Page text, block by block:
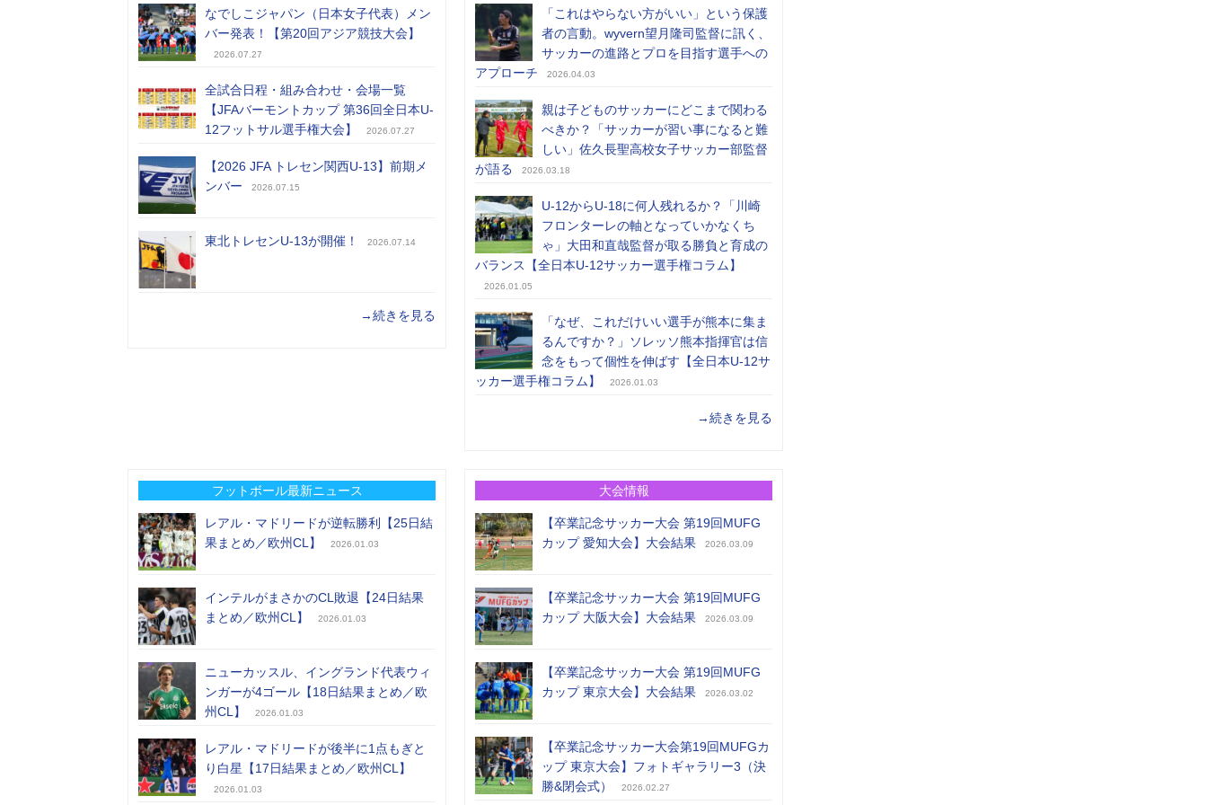
なでしこジャパン（日本女子代表）メン
バー発表！【第20回アジア競技大会】
2026.07.27
全試合日程・組み合わせ・会場一覧
【JFAバーモントカップ 第36回全日本U-
12フットサル選手権大会】
2026.07.27
【2026 JFA トレセン関西U-13】前期メ
ンバー
2026.07.15
東北トレセンU-13が開催！ 2026.07.14
→続きを見る
「これはやらない方がいい」という保護
者の言動。wyvern望月隆司監督に訊く、
サッカーの進路とプロを目指す選手への
アプローチ
2026.04.03
親は子どものサッカーにどこまで関わる
べきか？「サッカーが習い事になると難
しい」佐久長聖高校女子サッカー部監督
が語る
2026.03.18
U-12からU-18に何人残れるか？「川崎
フロンターレの軸となっていかなくち
ゃ」大田和直哉監督が取る勝負と育成の
バランス【全日本U-12サッカー選手権コラム】
2026.01.05
「なぜ、これだけいい選手が熊本に集ま
るんですか？」ソレッソ熊本指揮官は信
念をもって個性を伸ばす【全日本U-12サ
ッカー選手権コラム】
2026.01.03
→続きを見る
フットボール最新ニュース
レアル・マドリードが逆転勝利【25日結
果まとめ／欧州CL】
2026.01.03
インテルがまさかのCL敗退【24日結果
まとめ／欧州CL】
2026.01.03
ニューカッスル、イングランド代表ウィ
ンガーが4ゴール【18日結果まとめ／欧
州CL】
2026.01.03
レアル・マドリードが後半に1点もぎと
り白星【17日結果まとめ／欧州CL】
2026.01.03
大会情報
【卒業記念サッカー大会 第19回MUFG
カップ 愛知大会】大会結果
2026.03.09
【卒業記念サッカー大会 第19回MUFG
カップ 大阪大会】大会結果
2026.03.09
【卒業記念サッカー大会 第19回MUFG
カップ 東京大会】大会結果
2026.03.02
【卒業記念サッカー大会第19回MUFGカ
ップ 東京大会】フォトギャラリー3（決
勝&閉会式）
2026.02.27